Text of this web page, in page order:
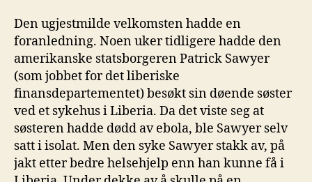
Den ugjestmilde velkomsten hadde en
foranledning. Noen uker tidligere hadde den
amerikanske statsborgeren Patrick Sawyer
(som jobbet for det liberiske
finansdepartementet) besøkt sin døende søster
ved et sykehus i Liberia. Da det viste seg at
søsteren hadde dødd av ebola, ble Sawyer selv
satt i isolat. Men den syke Sawyer stakk av, på
jakt etter bedre helsehjelp enn han kunne få i